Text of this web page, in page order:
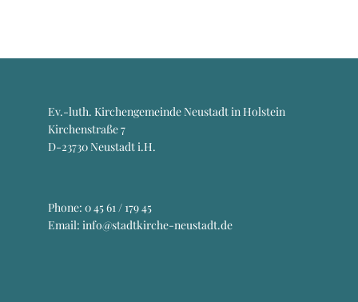
Ev.-luth. Kirchengemeinde Neustadt in Holstein
Kirchenstraße 7
D-23730 Neustadt i.H.
Phone: 0 45 61 / 179 45
Email: info@stadtkirche-neustadt.de